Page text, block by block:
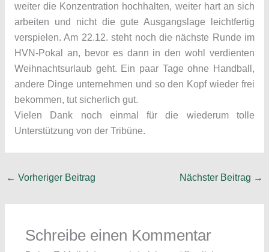
weiter die Konzentration hochhalten, weiter hart an sich
arbeiten und nicht die gute Ausgangslage leichtfertig
verspielen. Am 22.12. steht noch die nächste Runde im
HVN-Pokal an, bevor es dann in den wohl verdienten
Weihnachtsurlaub geht. Ein paar Tage ohne Handball,
andere Dinge unternehmen und so den Kopf wieder frei
bekommen, tut sicherlich gut.
Vielen Dank noch einmal für die wiederum tolle
Unterstützung von der Tribüne.
← Vorheriger Beitrag Nächster Beitrag →
Schreibe einen Kommentar